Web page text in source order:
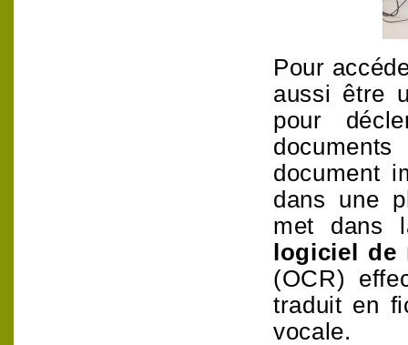
Pour
aussi être
pour
document
dans une
met dans
logiciel de
(OCR)
traduit en
vocale.